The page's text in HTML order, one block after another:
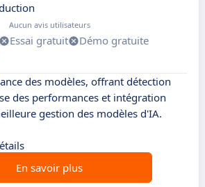
Aucun avis utilisateurs
Essai gratuit
Démo gratuite
des modèles, offrant détection
des performances et intégration
gestion des modèles d'IA.
En savoir plus